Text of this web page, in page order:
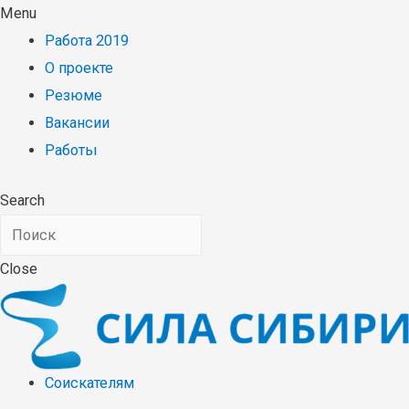
Menu
Работа 2019
О проекте
Резюме
Вакансии
Работы
Search
Close
Соискателям